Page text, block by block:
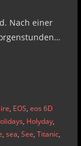
Nach einer
, EOS, eos 6D
, Holyday,
, sea, See, Titanic,